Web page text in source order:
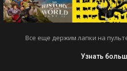
Все еще держим лапки на
Узнать